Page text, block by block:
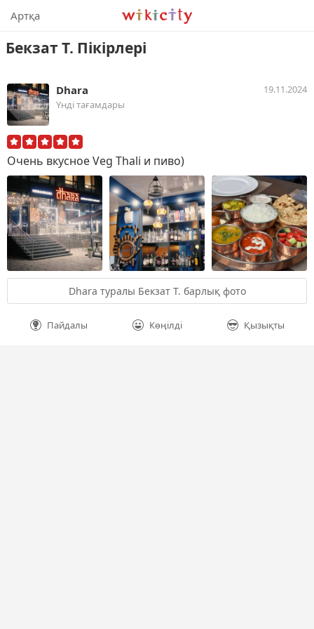
Викисити
Артқа
Бекзат Т. Пікірлері
Dhara
Үнді тағамдары
19.11.2024
Очень вкусное Veg Thali и пиво)
Dhara туралы Бекзат Т. барлық фото
Пайдалы Көңілді Қызықты